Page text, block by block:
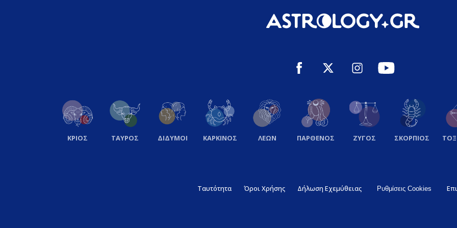
ΚΡΙΟΣ ΤΑΥΡΟΣ ΔΙΔΥΜΟΙ ΚΑΡΚΙΝΟΣ ΛΕΩΝ ΠΑΡΘΕΝΟΣ ΖΥΓΟΣ ΣΚΟΡΠΙΟΣ
Ταυτότητα Όροι Χρήσης Δήλωση Εχεμύθειας Ρυθμίσεις Cookies